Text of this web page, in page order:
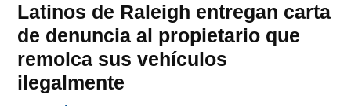
Latinos de Raleigh entregan carta
de denuncia al propietario que
remolca sus vehículos
ilegalmente